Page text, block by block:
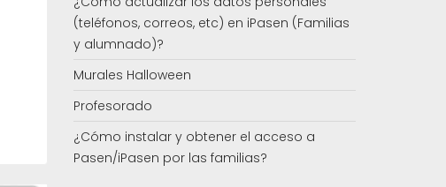
(teléfonos, correos, etc) en iPasen (Familias
y alumnado)?
Murales Halloween
Profesorado
¿Cómo instalar y obtener el acceso a
Pasen/iPasen por las familias?